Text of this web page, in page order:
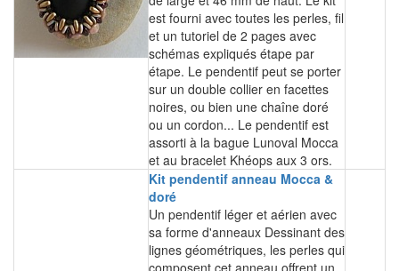
est fourni avec toutes les perles, fil
et un tutoriel de 2 pages avec
schémas expliqués étape par
étape. Le pendentif peut se porter
sur un double collier en facettes
noires, ou bien une chaîne doré
ou un cordon... Le pendentif est
assorti à la bague Lunoval Mocca
et au bracelet Khéops aux 3 ors.
Kit pendentif anneau Mocca &
doré
Un pendentif léger et aérien avec
sa forme d'anneaux Dessinant des
lignes géométriques, les perles qui